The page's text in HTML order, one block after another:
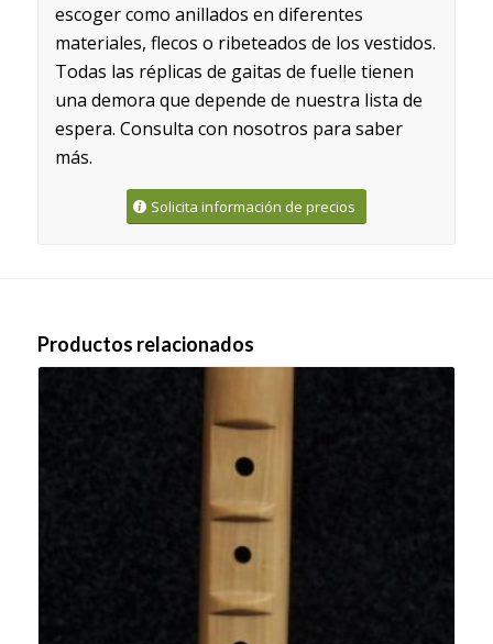
escoger como anillados en diferentes
materiales, flecos o ribeteados de los vestidos.
Todas las réplicas de gaitas de fuelle tienen
una demora que depende de nuestra lista de
espera. Consulta con nosotros para saber
más.
Solicita información de precios
Productos relacionados